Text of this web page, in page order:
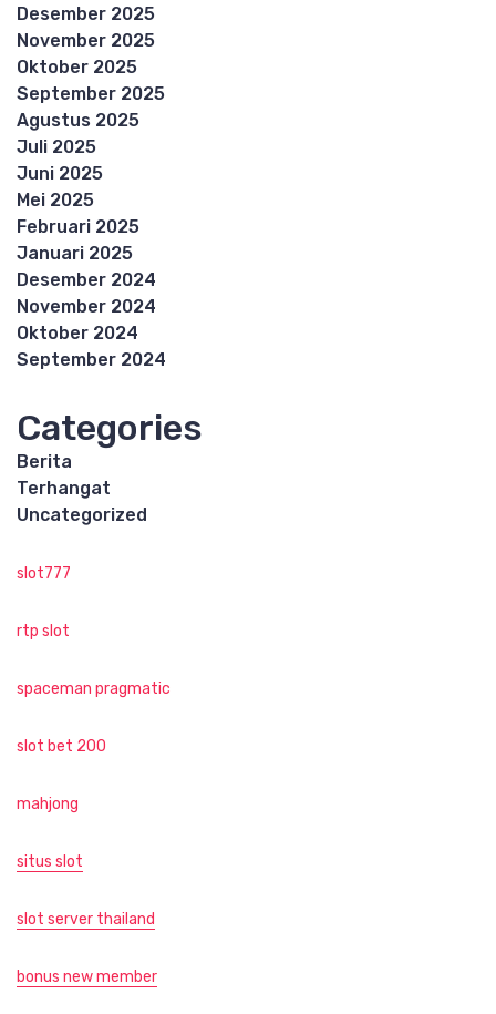
Desember 2025
November 2025
Oktober 2025
September 2025
Agustus 2025
Juli 2025
Juni 2025
Mei 2025
Februari 2025
Januari 2025
Desember 2024
November 2024
Oktober 2024
September 2024
Categories
Berita
Terhangat
Uncategorized
slot777
rtp slot
spaceman pragmatic
slot bet 200
mahjong
situs slot
slot server thailand
bonus new member